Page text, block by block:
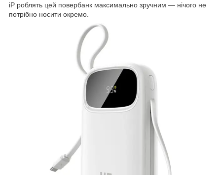
iP роблять цей повербанк максимально зручним — нічого не
потрібно носити окремо.